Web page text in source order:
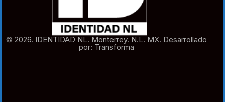
© 2026. IDENTIDAD NL. Monterrey. N.L. MX. Desarrollado
por: Transforma